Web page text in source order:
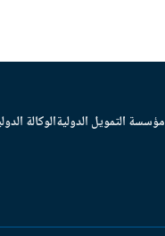
مؤسسة التمويل الدوليةالوكالة